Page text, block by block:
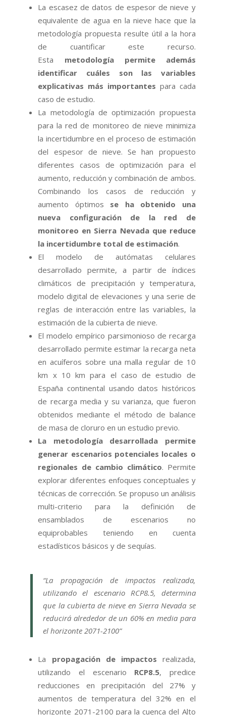
La escasez de datos de espesor de nieve y
equivalente de agua en la nieve hace que la
metodología propuesta resulte útil a la hora
de cuantificar este recurso.
Esta metodología permite además
identificar cuáles son las variables
explicativas más importantes para cada
caso de estudio.
La metodología de optimización propuesta
para la red de monitoreo de nieve minimiza
la incertidumbre en el proceso de estimación
del espesor de nieve. Se han propuesto
diferentes casos de optimización para el
aumento, reducción y combinación de ambos.
Combinando los casos de reducción y
aumento óptimos se ha obtenido una
nueva configuración de la red de
monitoreo en Sierra Nevada que reduce
la incertidumbre total de estimación.
El modelo de autómatas celulares
desarrollado permite, a partir de índices
climáticos de precipitación y temperatura,
modelo digital de elevaciones y una serie de
reglas de interacción entre las variables, la
estimación de la cubierta de nieve.
El modelo empírico parsimonioso de recarga
desarrollado permite estimar la recarga neta
en acuíferos sobre una malla regular de 10
km x 10 km para el caso de estudio de
España continental usando datos históricos
de recarga media y su varianza, que fueron
obtenidos mediante el método de balance
de masa de cloruro en un estudio previo.
La metodología desarrollada permite
generar escenarios potenciales locales o
regionales de cambio climático. Permite
explorar diferentes enfoques conceptuales y
técnicas de corrección. Se propuso un análisis
multi-criterio para la definición de
ensamblados de escenarios no
equiprobables teniendo en cuenta
estadísticos básicos y de sequías.
“La propagación de impactos realizada,
utilizando el escenario RCP8.5, determina
que la cubierta de nieve en Sierra Nevada se
reducirá alrededor de un 60% en media para
el horizonte 2071-2100”
La propagación de impactos realizada,
utilizando el escenario RCP8.5, predice
reducciones en precipitación del 27% y
aumentos de temperatura del 32% en el
horizonte 2071-2100 para la cuenca del Alto